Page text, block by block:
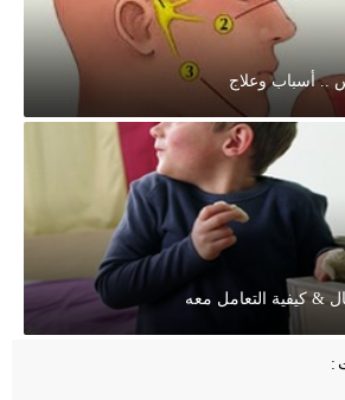
.. أسباب وعلاج
& كيفية التعامل معه